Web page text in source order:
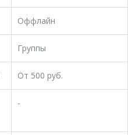
Оффлайн
Группы
От 500 руб.
-